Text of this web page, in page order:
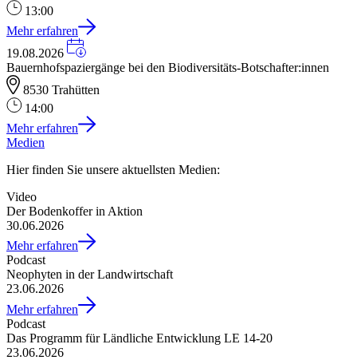
13:00
Mehr erfahren
19.08.2026
Bauernhofspaziergänge bei den Biodiversitäts-Botschafter:innen
8530 Trahütten
14:00
Mehr erfahren
Medien
Hier finden Sie unsere aktuellsten Medien:
Video
Der Bodenkoffer in Aktion
30.06.2026
Mehr erfahren
Podcast
Neophyten in der Landwirtschaft
23.06.2026
Mehr erfahren
Podcast
Das Programm für Ländliche Entwicklung LE 14-20
23.06.2026